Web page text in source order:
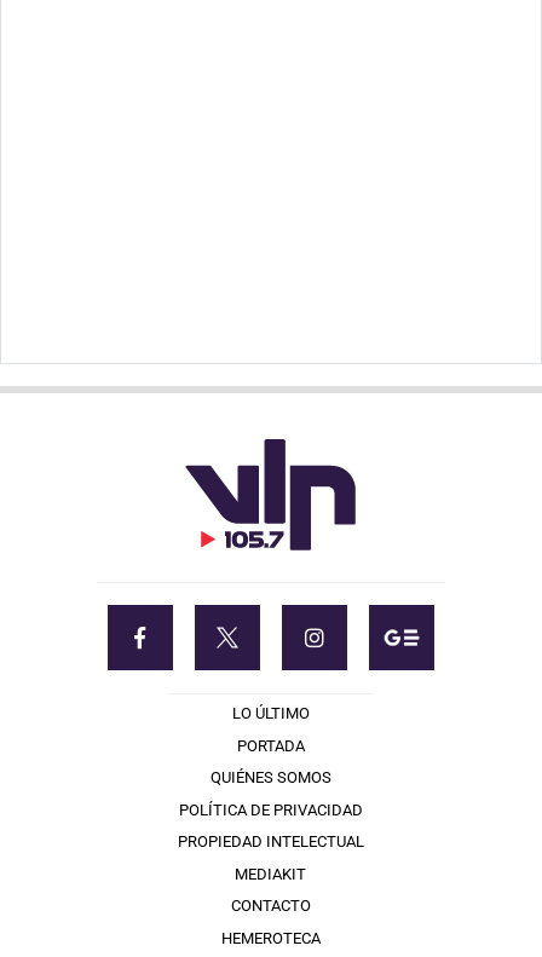
LO ÚLTIMO
PORTADA
QUIÉNES SOMOS
POLÍTICA DE PRIVACIDAD
PROPIEDAD INTELECTUAL
MEDIAKIT
CONTACTO
HEMEROTECA